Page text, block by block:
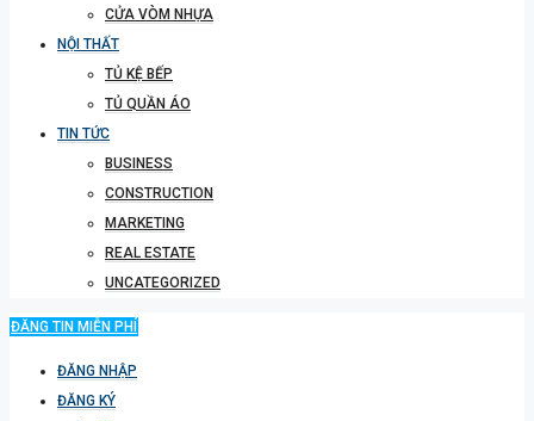
CỬA VÒM NHỰA
NỘI THẤT
TỦ KỆ BẾP
TỦ QUẦN ÁO
TIN TỨC
BUSINESS
CONSTRUCTION
MARKETING
REAL ESTATE
UNCATEGORIZED
ĐĂNG TIN MIỄN PHÍ
ĐĂNG NHẬP
ĐĂNG KÝ